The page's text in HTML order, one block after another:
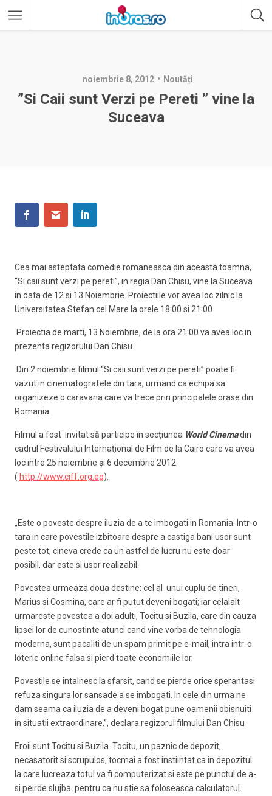
noiembrie 8, 2012 Noutăți
”Si Caii sunt Verzi pe Pereti ” vine la
Suceava
Cea mai asteptata comedie romaneasca din aceasta toamna,
“Si caii sunt verzi pe pereti”, in regia Dan Chisu, vine la Suceava
in data de 12 si 13 Noiembrie. Proiectiile vor avea loc zilnic la
Universitatea Stefan cel Mare la orele 18:00 si 21:00.
Proiectia de marti, 13 Noiembrie, de la ora 21:00 va avea loc in
prezenta regizorului Dan Chisu.
Din 2 noiembrie filmul “Si caii sunt verzi pe pereti” poate fi
vazut in cinematografele din tara, urmand ca echipa sa
organizeze o caravana care va trece prin principalele orase din
Romania.
Filmul a fost invitat să participe în secţiunea World Cinemadin
cadrul Festivalului Internaţional de Film de la Cairo care va avea
loc intre 25 noiembrie şi 6 decembrie 2012
( http://www.ciff.org.eg).
„Este o poveste despre iluzia de a te imbogati in Romania. Intr-o
tara in care povestile izbitoare despre a castiga bani usor sunt
peste tot, cineva crede ca un astfel de lucru nu este doar
posibil, dar este si usor realizabil.
Povestea urmeaza doua destine: cel al unui cuplu de tineri,
Marius si Cosmina, care ar fi putut deveni bogati; iar celalalt
urmareste povestea a doi adulti, Tocitu si Buzila, care din cauza
lipsei lor de cunostinte atunci cand vine vorba de tehnologia
moderna, sunt pacaliti de un spam primit pe e-mail, intra intr-o
loterie online falsa si pierd toate economiile lor.
Povestile se intalnesc la sfarsit, cand se pierde orice sperantasi
refuza singura lor sansade a se imbogati. In cele din urma ne
dam seama ca iluzia de a deveni bogat pune oamenii obisnuiti
in situatii extraordinare.”, declara regizorul filmului Dan Chisu
Eroii sunt Tocitu si Buzila. Tocitu, un paznic de depozit,
necasatorit si scrupulos, tocmai a fost instiintat ca in depozitul
la care lucreaza totul va fi computerizat si este pe punctul de a-
si peirde slujba pentru ca nu stie sa foloseasca calculatorul.